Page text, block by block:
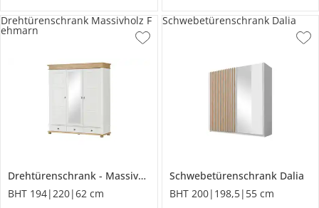
Drehtürenschrank Massivholz
Fehmarn
BHT 194|220|62 cm
Drehtürenschrank Massivholz F
ehmarn
Schwebetürenschrank Dalia
BHT 200|198,5|55 cm
Schwebetürenschrank Dalia